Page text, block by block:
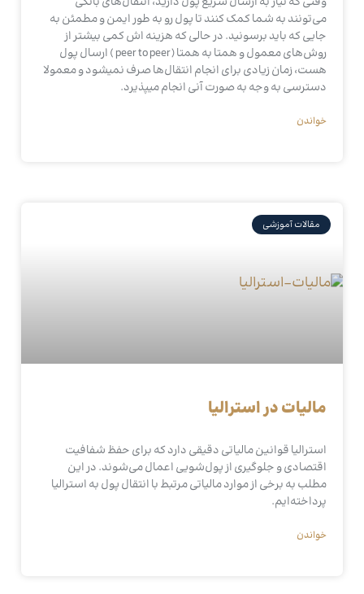
می‌تونند به شما کمک کنند تا پول رو به‌ طور ایمن و مطمئن به
جایی که باید برسونید. در حالی که هزینه‌ اش کمی بیشتر از
روش‌های معمول و همتا به همتا (peer to peer ) ارسال پول
هست، زمان زیادی برای انجام انتقال‌ها صرف نمیشود و معمولا
دسترسی به وجه به صورت آنی انجام میپذیرد.
خواندن
مقالات آموزشی
مالیات در استرالیا
استرالیا قوانین مالیاتی دقیقی دارد که برای حفظ شفافیت
اقتصادی و جلوگیری از پول‌شویی اعمال می‌شوند. در این
مطلب به برخی از موارد مالیاتی مرتبط با انتقال پول به استرالیا
پرداخته‌ایم.
خواندن